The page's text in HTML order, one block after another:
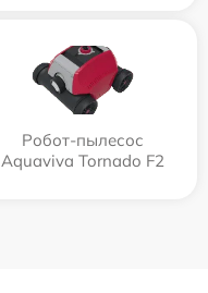
Робот-пылесос
Aquaviva Tornado F2